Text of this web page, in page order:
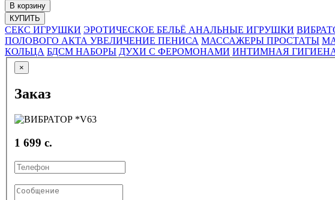
В корзину
КУПИТЬ
СЕКС ИГРУШКИ ЭРОТИЧЕСКОЕ БЕЛЬЁ АНАЛЬНЫЕ ИГРУШКИ
ПОЛОВОГО АКТА УВЕЛИЧЕНИЕ ПЕНИСА МАССАЖЕРЫ ПРОСТАТЫ
КОЛЬЦА БДСМ НАБОРЫ ДУХИ С ФЕРОМОНАМИ ИНТИМНАЯ
×
Заказ
1 699 с.